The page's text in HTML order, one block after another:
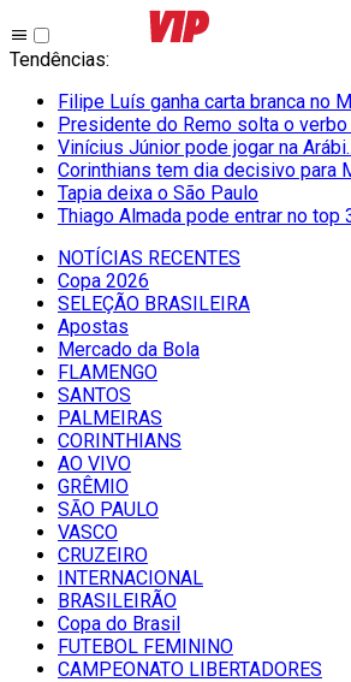
Tendências:
Filipe Luís ganha carta branca no
Presidente do Remo solta o verbo
Vinícius Júnior pode jogar na
Corinthians tem dia decisivo para
Tapia deixa o São Paulo
Thiago Almada pode entrar no top
NOTÍCIAS RECENTES
Copa 2026
SELEÇÃO BRASILEIRA
Apostas
Mercado da Bola
FLAMENGO
SANTOS
PALMEIRAS
CORINTHIANS
AO VIVO
GRÊMIO
SĀO PAULO
VASCO
CRUZEIRO
INTERNACIONAL
BRASILEIRÃO
Copa do Brasil
FUTEBOL FEMININO
CAMPEONATO LIBERTADORES